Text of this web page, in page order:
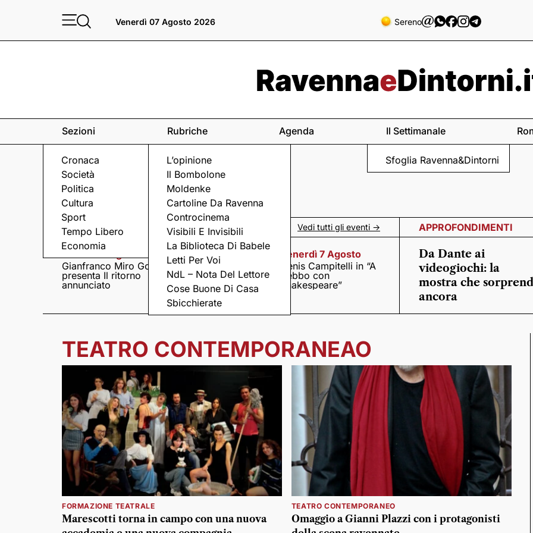
Venerdì 07 Agosto 2026 Sereno
Sezioni
Cronaca
Società
Politica
Cultura
Sport
Tempo Libero
Economia
Rubriche
L’opinione
Il Bombolone
Moldenke
Cartoline Da Ravenna
Controcinema
Visibili E Invisibili
La Biblioteca Di Babele
Letti Per Voi
NdL – Nota Del Lettore
Cose Buone Di Casa
Sbicchierate
Agenda Il Settimanale
Sfoglia Ravenna&Dintorni
Eventi a Ravenna e dintorni Vedi tutti gli eventi ->
Gianfranco Miro Gori
presenta Il ritorno
annunciato
Venerdì 7 Agosto
I Fine Before You
Came tornano con il
disco “C’è ancora
amore”
Venerdì 7 Agosto
Denis Campitelli in “A
trebbo con
Shakespeare”
APPROFONDIMENTI
Da Dante ai
videogiochi: la
mostra che
ancora
TEATRO CONTEMPORANEAO
FORMAZIONE TEATRALE
Marescotti torna in campo con una nuova
TEATRO CONTEMPORANEO
Omaggio a Gianni Plazzi con i protagonisti